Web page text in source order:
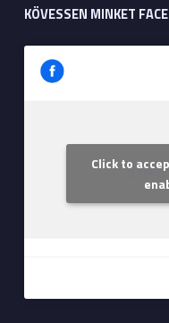
KÖVESSEN MINKET
Click to